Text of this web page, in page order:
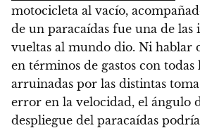
motocicleta al vacío,
de un paracaídas fue una de las
vueltas al mundo dio. Ni hablar
en términos de gastos con todas
arruinadas por las distintas
error en la velocidad, el ángulo
despliegue del paracaídas